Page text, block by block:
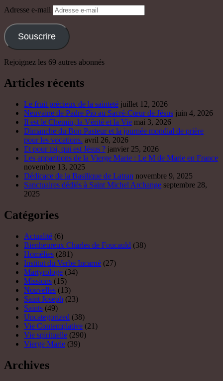
Adresse e-mail
Souscrire
Rejoignez les 69 autres abonnés
Articles récents
Le fruit précieux de la sainteté juillet 12, 2026
Neuvaine de Padre Pio au Sacré-Cœur de Jésus juin 4, 2026
Il est le Chemin, la Vérité et la Vie mai 3, 2026
Dimanche du Bon Pasteur et la journée mondial de prière
pour les vocations. avril 26, 2026
Et pour toi, qui est Jésus ? janvier 25, 2026
Les apparitions de la Vierge Marie : Le M de Marie en France
novembre 13, 2025
Dédicace de la Basilique de Latran novembre 9, 2025
Sanctuaires dédiés à Saint Michel Archange septembre 28,
2025
Catégories
Actualité (6)
Bienheureux Charles de Foucauld (38)
Homélies (281)
Institut du Verbe Incarné (27)
Martyrologe (34)
Missions (15)
Nouvelles (13)
Saint Joseph (23)
Saints (49)
Uncategorized (38)
Vie Contemplative (21)
Vie spirituelle (290)
Vierge Marie (39)
Archives